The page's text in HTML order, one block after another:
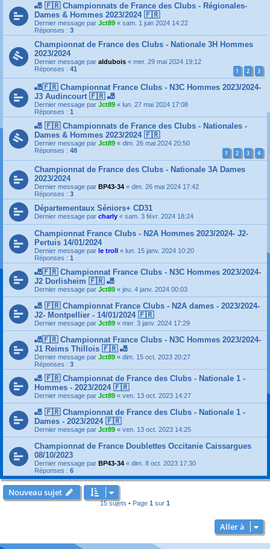
🎳 🇫🇷 Championnats de France des Clubs - Régionales-
Dames & Hommes 2023/2024 🇫🇷
Dernier message par Jct89 « sam. 1 juin 2024 14:22
Réponses : 3
Championnat de France des Clubs - Nationale 3H Hommes
2023/2024
Dernier message par aldubois « mer. 29 mai 2024 19:12
Réponses : 41 1 2 3
🎳🇫🇷 Championnat France Clubs - N3C Hommes 2023/2024-
J3 Audincourt 🇫🇷 🎳
Dernier message par Jct89 « lun. 27 mai 2024 17:08
Réponses : 1
🎳 🇫🇷 Championnats de France des Clubs - Nationales -
Dames & Hommes 2023/2024 🇫🇷
Dernier message par Jct89 « dim. 26 mai 2024 20:50
Réponses : 48 1 2 3 4
Championnat de France des Clubs - Nationale 3A Dames
2023/2024
Dernier message par BP43-34 « dim. 26 mai 2024 17:42
Réponses : 3
Départementaux Séniors+ CD31
Dernier message par charly « sam. 3 févr. 2024 18:24
Championnat France Clubs - N2A Hommes 2023/2024- J2-
Pertuis 14/01/2024
Dernier message par le troll « lun. 15 janv. 2024 10:20
Réponses : 1
🎳🇫🇷 Championnat France Clubs - N3C Hommes 2023/2024-
J2 Dorlisheim 🇫🇷 🎳
Dernier message par Jct89 « jeu. 4 janv. 2024 00:03
🎳 🇫🇷 Championnat France Clubs - N2A dames - 2023/2024-
J2- Montpellier - 14/01/2024 🇫🇷
Dernier message par Jct89 « mer. 3 janv. 2024 17:29
🎳🇫🇷 Championnat France Clubs - N3C Hommes 2023/2024-
J1 Reims Thillois 🇫🇷 🎳
Dernier message par Jct89 « dim. 15 oct. 2023 20:27
Réponses : 3
🎳 🇫🇷 Championnat de France des Clubs - Nationale 1 -
Hommes - 2023/2024 🇫🇷
Dernier message par Jct89 « ven. 13 oct. 2023 14:27
🎳 🇫🇷 Championnat de France des Clubs - Nationale 1 -
Dames - 2023/2024 🇫🇷
Dernier message par Jct89 « ven. 13 oct. 2023 14:25
Championnat de France Doublettes Occitanie Caissargues
08/10/2023
Dernier message par BP43-34 « dim. 8 oct. 2023 17:30
Réponses : 6
Nouveau sujet
15 sujets • Page 1 sur 1
Aller à